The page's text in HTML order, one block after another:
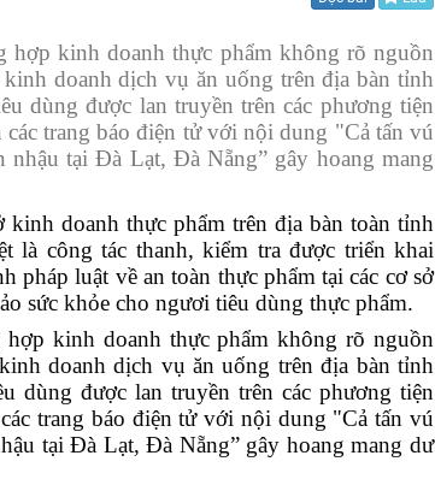
đĩa hình thông điệp
đĩa tiếng thông điệp
truyền thông
hợp kinh doanh thực phẩm không rõ nguồn
doanh dịch vụ ăn uống trên địa bàn tỉnh
dùng được lan truyền trên các phương tiện
trang báo điện tử với nội dung "Cả tấn vú
tại Đà Lạt, Đà Nẵng” gây hoang mang
kinh doanh thực phẩm trên địa bàn toàn tỉnh
là công tác thanh, kiểm tra được triển khai
pháp luật về an toàn thực phẩm tại các cơ sở
sức khỏe cho ngươi tiêu dùng thực phẩm.
kinh doanh thực phẩm không rõ nguồn
doanh dịch vụ ăn uống trên địa bàn tỉnh
dùng được lan truyền trên các phương tiện
trang báo điện tử với nội dung "Cả tấn vú
tại Đà Lạt, Đà Nẵng” gây hoang mang dư